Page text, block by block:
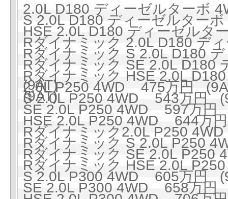
2.0L D180 ディーゼルターボ
S 2.0L D180 ディーゼルター
HSE 2.0L D180 ディーゼル
Rダイナミック 2.0L D180 デ
Rダイナミック S 2.0L D180
Rダイナミック SE 2.0L
(9AT)
Rダイナミック HSE 2.0L
(9AT)
2.0L P250 4WD 475万円
S 2.0L P250 4WD 543万円
SE 2.0L P250 4WD 597万円
HSE 2.0L P250 4WD 644万
Rダイナミック2.0L P250
Rダイナミック S 2.0L P250
Rダイナミック SE 2.0L
Rダイナミック HSE 2.0L
S 2.0L P300 4WD 605万円
SE 2.0L P300 4WD 658万円